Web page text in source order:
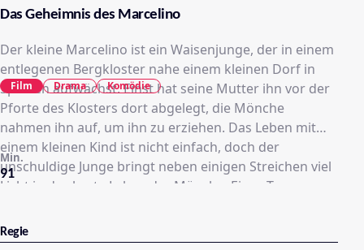
Das Geheimnis des Marcelino
Der kleine Marcelino ist ein Waisenjunge, der in einem
entlegenen Bergkloster nahe einem kleinen Dorf in
Spanien aufwächst. Einst hat seine Mutter ihn vor der
Pforte des Klosters dort abgelegt, die Mönche
nahmen ihn auf, um ihn zu erziehen. Das Leben mit
einem kleinen Kind ist nicht einfach, doch der
unschuldige Junge bringt neben einigen Streichen viel
Licht in das harte Leben der Mönche. Eines Tages
großes Holzkreuz mit einer hölzernen Figur des
gekreuzigten Jesus daran. Aufgeklärt, um wen es sich
91
Min.
Film Drama Komödie
Regie